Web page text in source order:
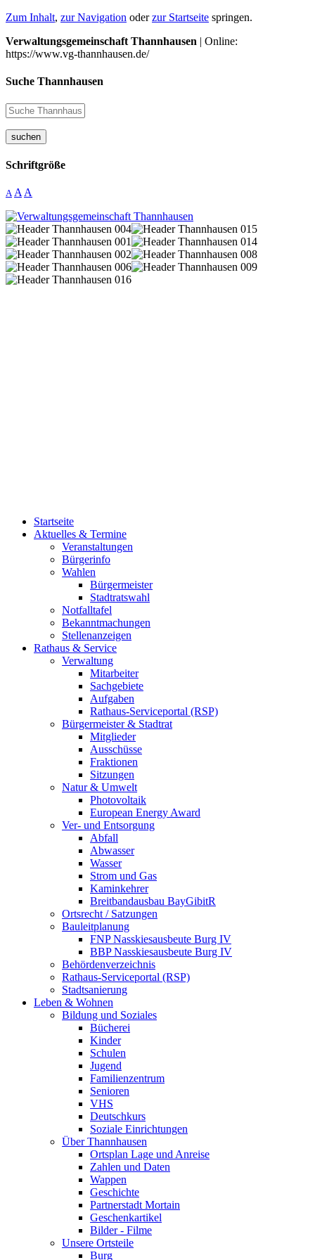
Zum Inhalt, zur Navigation oderzur Startseite springen.
Verwaltungsgemeinschaft Thannhausen | Online:
https://www.vg-thannhausen.de/
Suche Thannhausen
suchen
Schriftgröße
A A A
Startseite
Aktuelles & Termine
Veranstaltungen
Bürgerinfo
Wahlen
Bürgermeister
Stadtratswahl
Notfalltafel
Bekanntmachungen
Stellenanzeigen
Rathaus & Service
Verwaltung
Mitarbeiter
Sachgebiete
Aufgaben
Rathaus-Serviceportal (RSP)
Bürgermeister & Stadtrat
Mitglieder
Ausschüsse
Fraktionen
Sitzungen
Natur & Umwelt
Photovoltaik
European Energy Award
Ver- und Entsorgung
Abfall
Abwasser
Wasser
Strom und Gas
Kaminkehrer
Breitbandausbau BayGibitR
Ortsrecht / Satzungen
Bauleitplanung
FNP Nasskiesausbeute Burg IV
BBP Nasskiesausbeute Burg IV
Behördenverzeichnis
Rathaus-Serviceportal (RSP)
Stadtsanierung
Leben & Wohnen
Bildung und Soziales
Bücherei
Kinder
Schulen
Jugend
Familienzentrum
Senioren
VHS
Deutschkurs
Soziale Einrichtungen
Über Thannhausen
Ortsplan Lage und Anreise
Zahlen und Daten
Wappen
Geschichte
Partnerstadt Mortain
Geschenkartikel
Bilder - Filme
Unsere Ortsteile
Burg